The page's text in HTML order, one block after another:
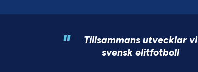
"
Tillsammans utvecklar vi
svensk elitfotboll